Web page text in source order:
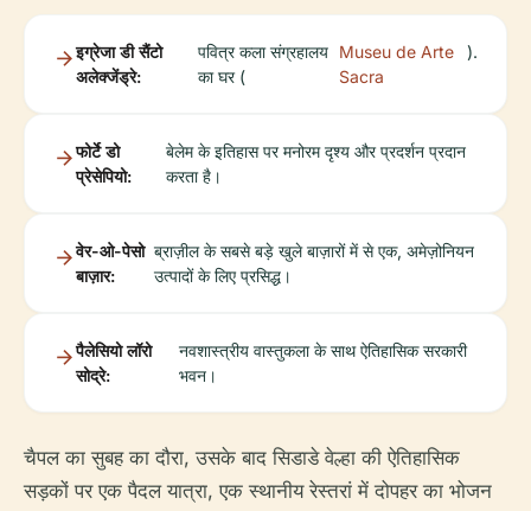
इग्रेजा डी सैंटो
अलेक्जेंड्रे:
पवित्र कला संग्रहालय
का घर (
Museu de Arte
Sacra
).
फोर्टे डो
प्रेसेपियो:
बेलेम के इतिहास पर मनोरम दृश्य और प्रदर्शन प्रदान
करता है।
वेर-ओ-पेसो
बाज़ार:
ब्राज़ील के सबसे बड़े खुले बाज़ारों में से एक, अमेज़ोनियन
उत्पादों के लिए प्रसिद्ध।
पैलेसियो लॉरो
सोद्रे:
नवशास्त्रीय वास्तुकला के साथ ऐतिहासिक सरकारी
भवन।
चैपल का सुबह का दौरा, उसके बाद सिडाडे वेल्हा की ऐतिहासिक
सड़कों पर एक पैदल यात्रा, एक स्थानीय रेस्तरां में दोपहर का भोजन